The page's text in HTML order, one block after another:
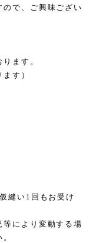
で、ご興味ござい
ます。
す）
縫い1回もお受け
により変動する場